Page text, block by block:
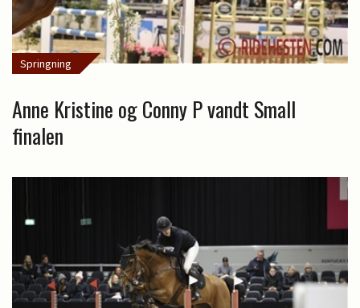
Springning
Anne Kristine og Conny P vandt Small
finalen